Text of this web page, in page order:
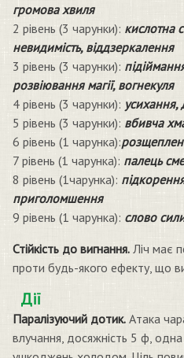
громова хвиля
2 рівень (3 чарунки): кислотна
невидимість, віддзеркалення
3 рівень (3 чарунки):
розвіювання магії, вогнекуля
4 рівень (3 чарунки): усихання,
5 рівень (3 чарунки): вбивча
6 рівень (1 чарунка):
7 рівень (1 чарунка): палець
8 рівень (1чарунка):
приголомшення
9 рівень (1 чарунка): слово
Стійкість до вигнання. Ліч має
проти будь-якого ефекту, що
Дії
Паралізуючий дотик. Атака
влучання, досяжність 5 ф, одна